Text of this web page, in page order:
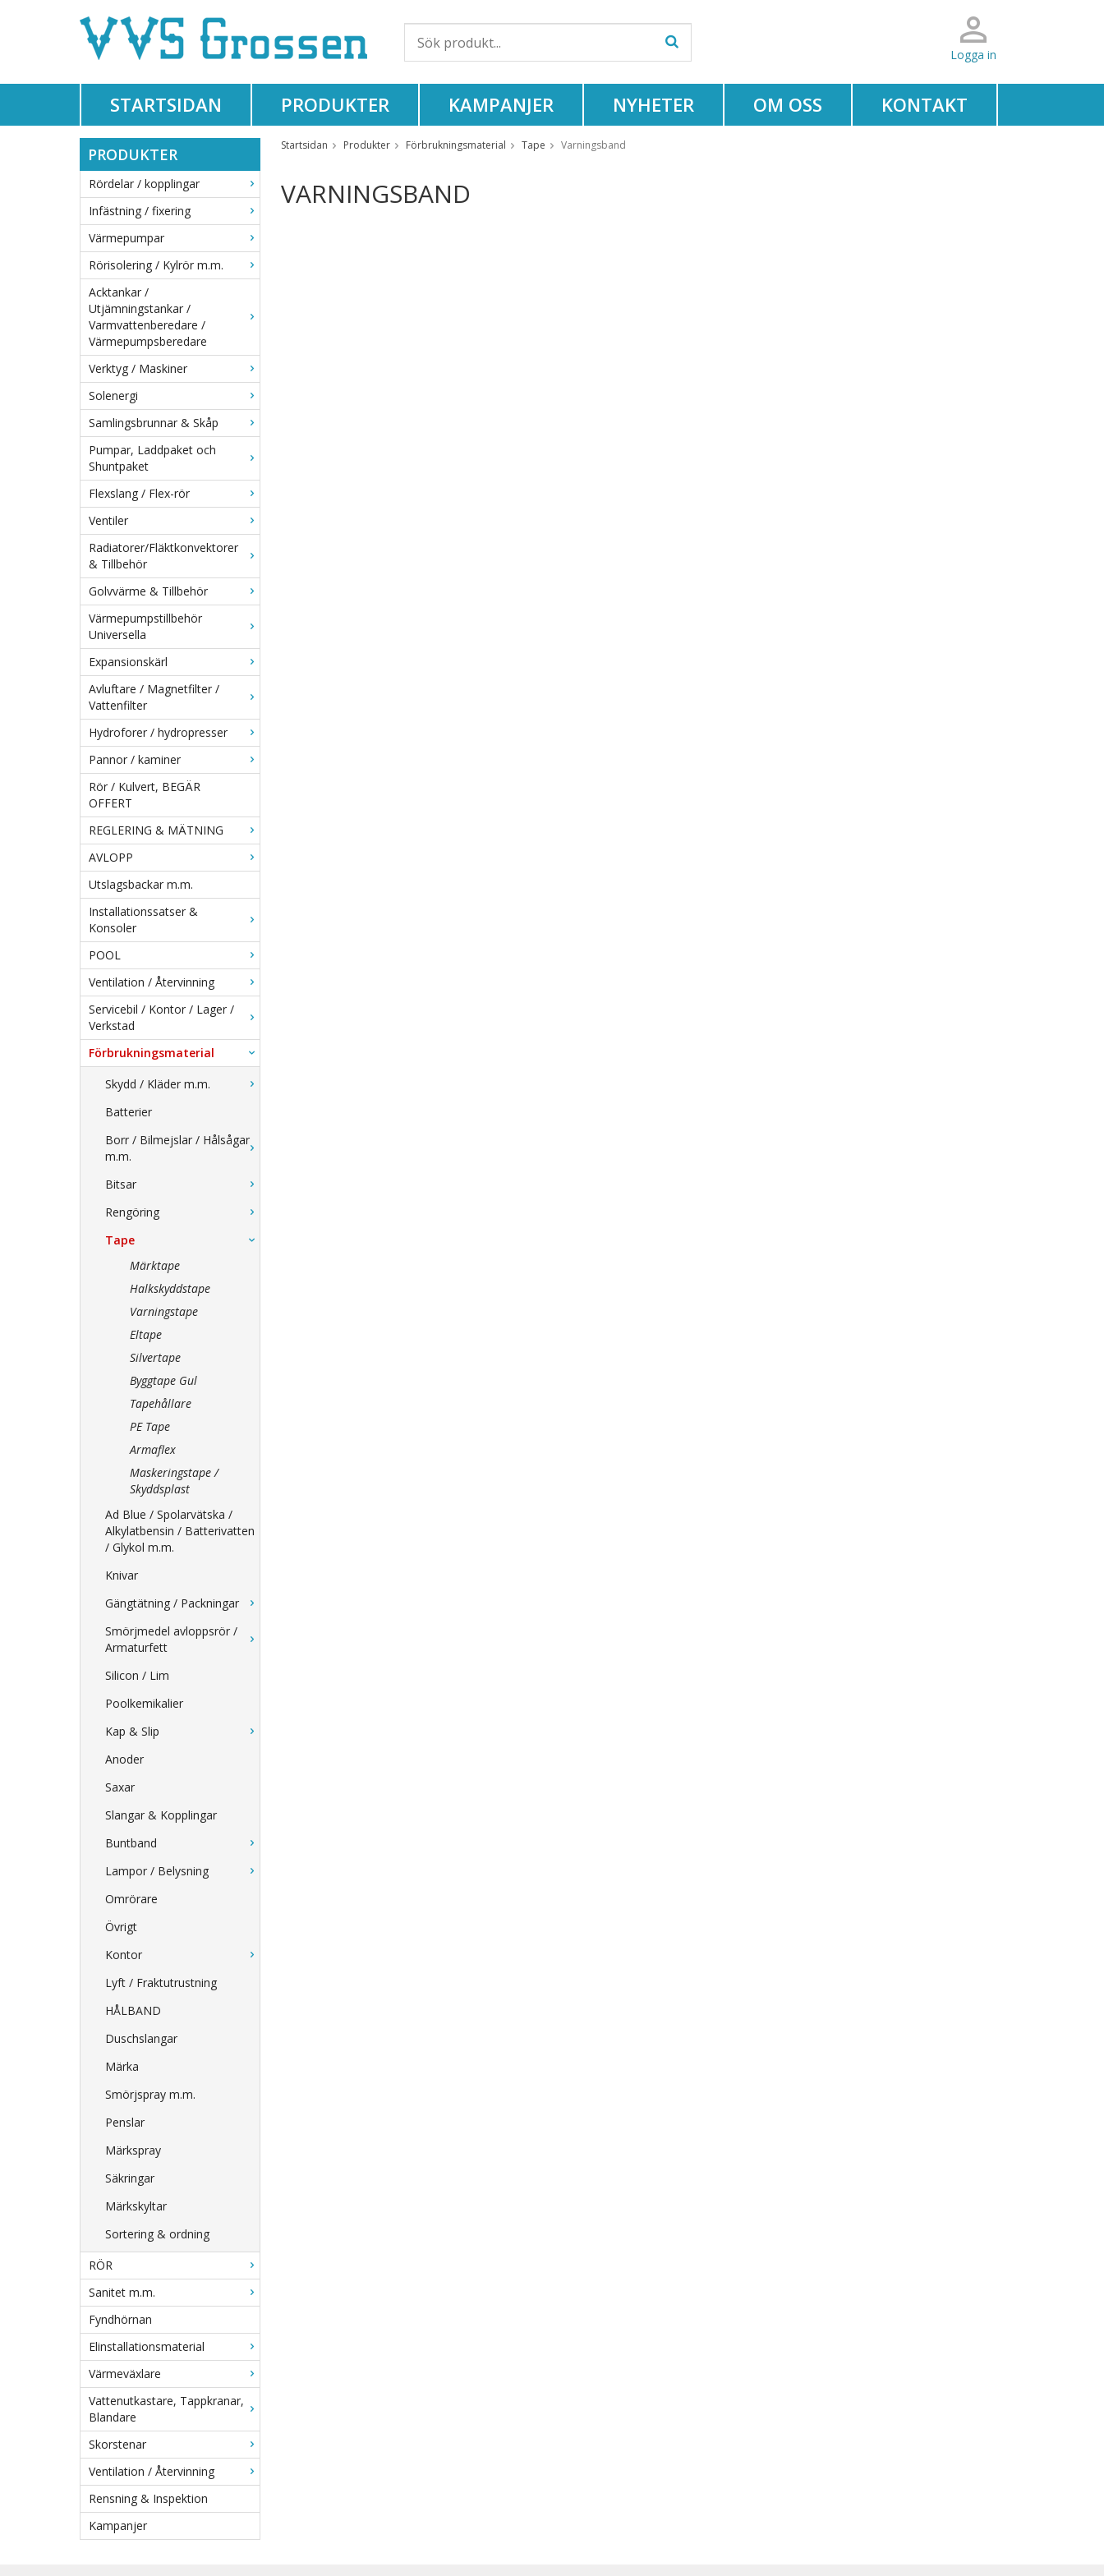
Logga in
STARTSIDAN PRODUKTER KAMPANJER NYHETER OM OSS KONTAKT
PRODUKTER
Rördelar / kopplingar
Infästning / fixering
Värmepumpar
Rörisolering / Kylrör m.m.
Acktankar /
Utjämningstankar /
Varmvattenberedare /
Värmepumpsberedare
Verktyg / Maskiner
Solenergi
Samlingsbrunnar & Skåp
Pumpar, Laddpaket och
Shuntpaket
Flexslang / Flex-rör
Ventiler
Radiatorer/Fläktkonvektorer
& Tillbehör
Golvvärme & Tillbehör
Värmepumpstillbehör
Universella
Expansionskärl
Avluftare / Magnetfilter /
Vattenfilter
Hydroforer / hydropresser
Pannor / kaminer
Rör / Kulvert, BEGÄR
OFFERT
REGLERING & MÄTNING
AVLOPP
Utslagsbackar m.m.
Installationssatser &
Konsoler
POOL
Ventilation / Återvinning
Servicebil / Kontor / Lager /
Verkstad
Förbrukningsmaterial
Skydd / Kläder m.m.
Batterier
Borr / Bilmejslar / Hålsågar
m.m.
Bitsar
Rengöring
Tape
Märktape
Halkskyddstape
Varningstape
Eltape
Silvertape
Byggtape Gul
Tapehållare
PE Tape
Armaflex
Maskeringstape /
Skyddsplast
Ad Blue / Spolarvätska /
Alkylatbensin / Batterivatten
/ Glykol m.m.
Knivar
Gängtätning / Packningar
Smörjmedel avloppsrör /
Armaturfett
Silicon / Lim
Poolkemikalier
Kap & Slip
Anoder
Saxar
Slangar & Kopplingar
Buntband
Lampor / Belysning
Omrörare
Övrigt
Kontor
Lyft / Fraktutrustning
HÅLBAND
Duschslangar
Märka
Smörjspray m.m.
Penslar
Märkspray
Säkringar
Märkskyltar
Sortering & ordning
RÖR
Sanitet m.m.
Fyndhörnan
Elinstallationsmaterial
Värmeväxlare
Vattenutkastare, Tappkranar,
Blandare
Skorstenar
Ventilation / Återvinning
Rensning & Inspektion
Kampanjer
Startsidan Produkter Förbrukningsmaterial Tape Varningsband
VARNINGSBAND